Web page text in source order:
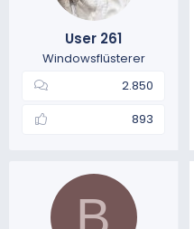
User 261
Windowsflüsterer
2.850
893
B